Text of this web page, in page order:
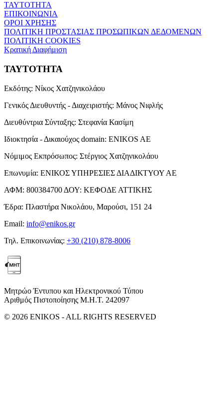
ΤΑΥΤΟΤΗΤΑ
ΕΠΙΚΟΙΝΩΝΙΑ
ΟΡΟΙ ΧΡΗΣΗΣ
ΠΟΛΙΤΙΚΗ ΠΡΟΣΤΑΣΙΑΣ ΠΡΟΣΩΠΙΚΩΝ ΔΕΔΟΜΕΝΩΝ
ΠΟΛΙΤΙΚΗ COOKIES
Κρατική Διαφήμιση
ΤΑΥΤΟΤΗΤΑ
Εκδότης: Νίκος Χατζηνικολάου
Γενικός Διευθυντής - Διαχειριστής: Μάνος Νιφλής
Διευθύντρια Σύνταξης: Στεφανία Κασίμη
Ιδιοκτησία - Δικαιούχος domain: ENIKOS AE
Νόμιμος Εκπρόσωπος: Στέργιος Χατζηνικολάου
Επωνυμία: ΕΝΙΚΟΣ ΥΠΗΡΕΣΙΕΣ ΔΙΑΔΙΚΤΥΟΥ ΑΕ
ΑΦΜ: 800384700 ΔΟΥ: ΚΕΦΟΔΕ ΑΤΤΙΚΗΣ
Έδρα: Πλαστήρα Νικολάου, Μαρούσι, 151 24
Email: info@enikos.gr
Τηλ. Επικοινωνίας: +30 (210) 878-8006
Μητρώο Έντυπου και Ηλεκτρονικού Τύπου
Αριθμός Πιστοποίησης Μ.Η.Τ. 242097
© 2026 ENIKOS - ALL RIGHTS RESERVED